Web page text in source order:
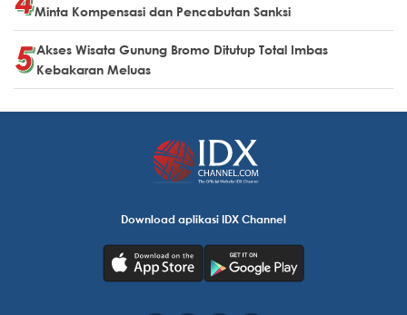
Minta Kompensasi dan Pencabutan Sanksi
Akses Wisata Gunung Bromo Ditutup Total Imbas
Kebakaran Meluas
Download aplikasi IDX Channel